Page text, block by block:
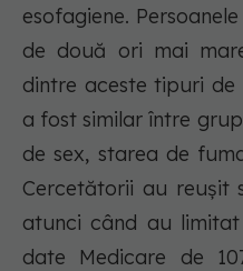
esofagiene.
de două ori mai
dintre aceste tipuri
a fost similar între
de sex, starea de
Cercetătorii au reușit
atunci când au
date Medicare de